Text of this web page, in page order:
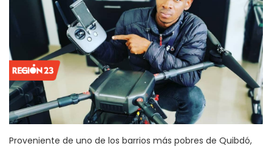
Proveniente de uno de los barrios más pobres de Quibdó,